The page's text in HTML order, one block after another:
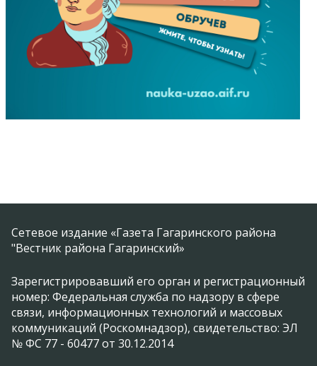
Сетевое издание «Газета Гагаринского района
"Вестник района Гагаринский»
Зарегистрировавший его орган и регистрационный
номер: Федеральная служба по надзору в сфере
связи, информационных технологий и массовых
коммуникаций (Роскомнадзор), свидетельство: ЭЛ
№ ФС 77 - 60477 от 30.12.2014